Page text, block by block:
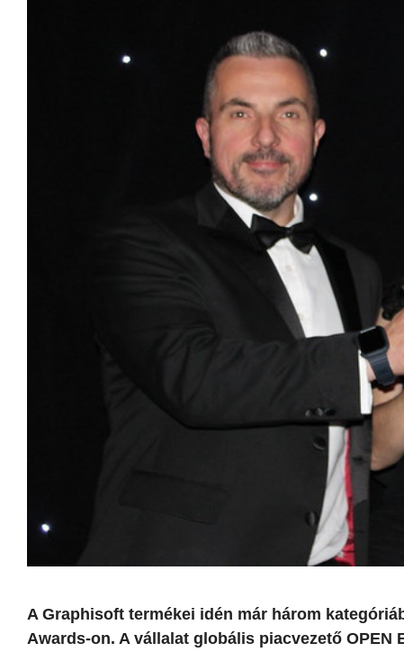
A Graphisoft termékei idén már három
Awards-on. A vállalat globális piacvezető